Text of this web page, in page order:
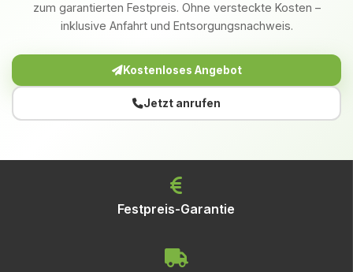
zum garantierten Festpreis. Ohne versteckte Kosten –
inklusive Anfahrt und Entsorgungsnachweis.
Kostenloses Angebot
Jetzt anrufen
Festpreis-Garantie